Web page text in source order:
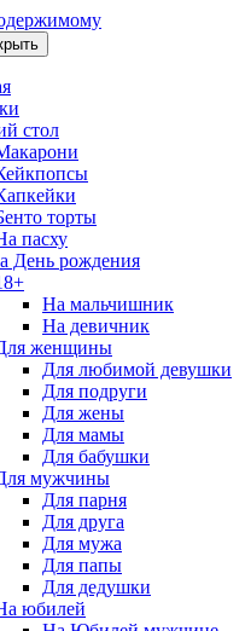
стол
торты
пасху
День рождения
На мальчишник
На девичник
женщины
Для любимой девушки
Для подруги
Для жены
Для мамы
Для бабушки
мужчины
Для парня
Для друга
Для мужа
Для папы
Для дедушки
юбилей